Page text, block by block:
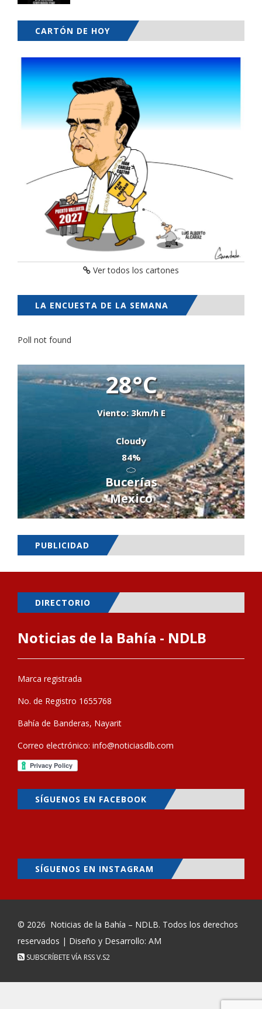
CARTÓN DE HOY
Ver todos los cartones
LA ENCUESTA DE LA SEMANA
Poll not found
28°C
Viento: 3km/h E
Cloudy
84%
Bucerías
Mexico
PUBLICIDAD
DIRECTORIO
Noticias de la Bahía - NDLB
Marca registrada
No. de Registro 1655768
Bahía de Banderas, Nayarit
Correo electrónico: info@noticiasdlb.com
SÍGUENOS EN FACEBOOK
SÍGUENOS EN INSTAGRAM
© 2026 Noticias de la Bahía – NDLB. Todos los derechos
reservados | Diseño y Desarrollo: AM
SUBSCRÍBETE VÍA RSSV.S2